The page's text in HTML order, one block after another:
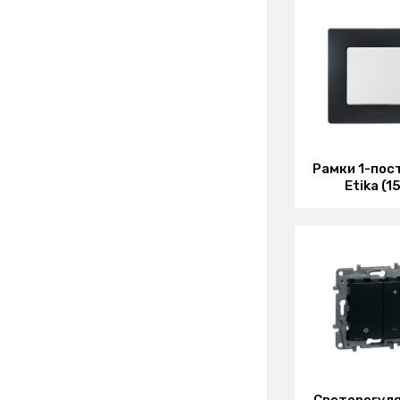
Рамки 1-
Etika